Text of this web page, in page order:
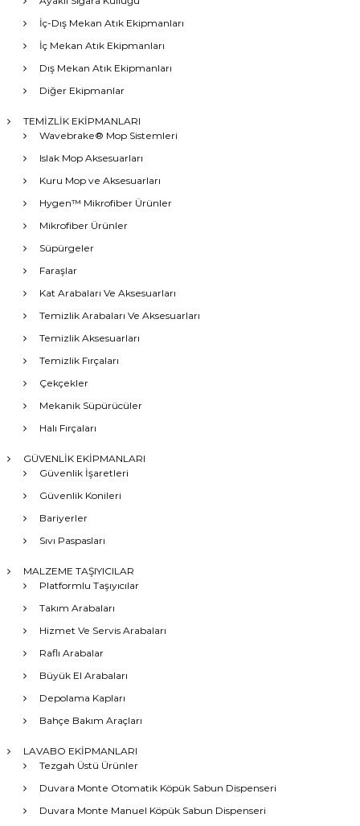
İç-Dış Mekan Atık Ekipmanları
İç Mekan Atık Ekipmanları
Dış Mekan Atık Ekipmanları
Diğer Ekipmanlar
TEMİZLİK EKİPMANLARI
Wavebrake® Mop Sistemleri
Islak Mop Aksesuarları
Kuru Mop ve Aksesuarları
Hygen™ Mikrofiber Ürünler
Mikrofiber Ürünler
Süpürgeler
Faraşlar
Kat Arabaları Ve Aksesuarları
Temizlik Arabaları Ve Aksesuarları
Temizlik Aksesuarları
Temizlik Fırçaları
Çekçekler
Mekanik Süpürücüler
Halı Fırçaları
GÜVENLİK EKİPMANLARI
Güvenlik İşaretleri
Güvenlik Konileri
Bariyerler
Sıvı Paspasları
MALZEME TAŞIYICILAR
Platformlu Taşıyıcılar
Takım Arabaları
Hizmet Ve Servis Arabaları
Raflı Arabalar
Büyük El Arabaları
Depolama Kapları
Bahçe Bakım Araçları
LAVABO EKİPMANLARI
Tezgah Üstü Ürünler
Duvara Monte Otomatik Köpük Sabun Dispenseri
Duvara Monte Manuel Köpük Sabun Dispenseri